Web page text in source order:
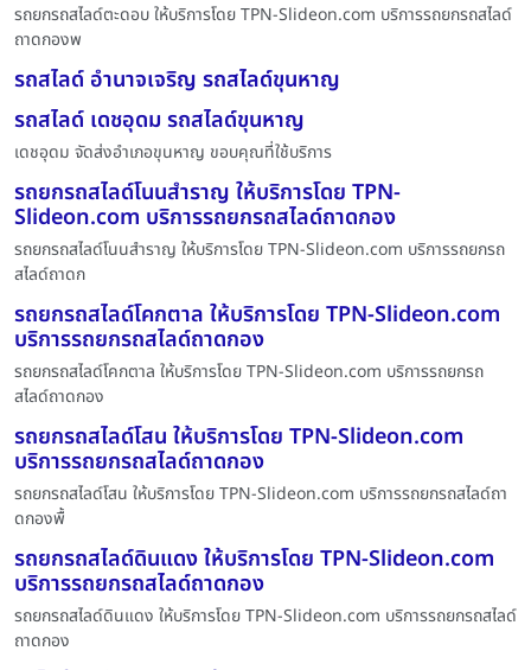
รถยกรถสไลด์ตะดอบ ให้บริการโดย TPN-Slideon.com บริการรถยกรถสไลด์
ถาดกองพ
รถสไลด์ อำนาจเจริญ รถสไลด์ขุนหาญ
รถสไลด์ เดชอุดม รถสไลด์ขุนหาญ
เดชอุดม จัดส่งอำเภอขุนหาญ ขอบคุณที่ใช้บริการ
รถยกรถสไลด์โนนสำราญ ให้บริการโดย TPN-
Slideon.com บริการรถยกรถสไลด์ถาดกอง
รถยกรถสไลด์โนนสำราญ ให้บริการโดย TPN-Slideon.com บริการรถยกรถ
สไลด์ถาดก
รถยกรถสไลด์โคกตาล ให้บริการโดย TPN-Slideon.com
บริการรถยกรถสไลด์ถาดกอง
รถยกรถสไลด์โคกตาล ให้บริการโดย TPN-Slideon.com บริการรถยกรถ
สไลด์ถาดกอง
รถยกรถสไลด์โสน ให้บริการโดย TPN-Slideon.com
บริการรถยกรถสไลด์ถาดกอง
รถยกรถสไลด์โสน ให้บริการโดย TPN-Slideon.com บริการรถยกรถสไลด์ถา
ดกองพื้
รถยกรถสไลด์ดินแดง ให้บริการโดย TPN-Slideon.com
บริการรถยกรถสไลด์ถาดกอง
รถยกรถสไลด์ดินแดง ให้บริการโดย TPN-Slideon.com บริการรถยกรถสไลด์
ถาดกอง